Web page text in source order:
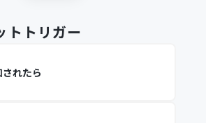
トトリガー
れたら